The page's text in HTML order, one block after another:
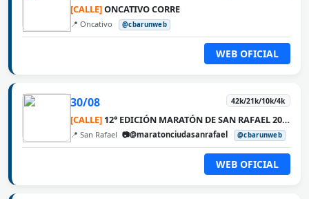
[CALLE]ONCATIVO CORRE
📍 Oncativo @cbarunweb
WEB OFICIAL
30/08 42k/21k/10k/4k
[CALLE] 12° EDICIÓN MARATÓN DE SAN RAFAEL 2026
📍 San Rafael 📷@maratonciudasanrafael @cbarunweb
WEB OFICIAL